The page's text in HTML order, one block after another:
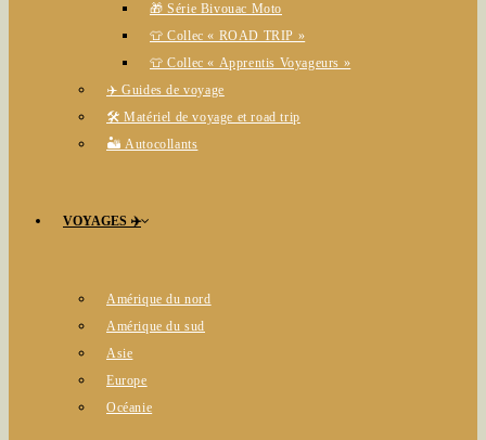
🎁 Série Bivouac Moto
👕 Collec « ROAD TRIP »
👕 Collec « Apprentis Voyageurs »
✈️ Guides de voyage
🛠️ Matériel de voyage et road trip
🏜️ Autocollants
VOYAGES ✈️
Amérique du nord
Amérique du sud
Asie
Europe
Océanie